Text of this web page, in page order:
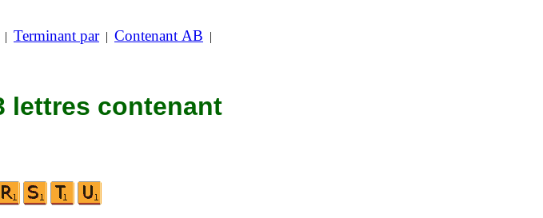
Terminant par| Contenant AB |
lettres contenant